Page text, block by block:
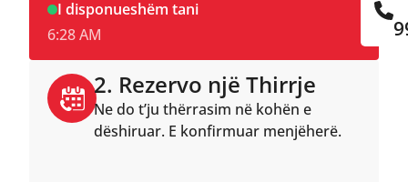
I disponueshëm tani
6:28 AM
2. Rezervo një Thirrje
Ne do t’ju thërrasim në kohën e
dëshiruar. E konfirmuar menjëherë.